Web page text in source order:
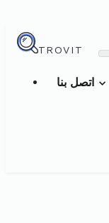
TROVIT